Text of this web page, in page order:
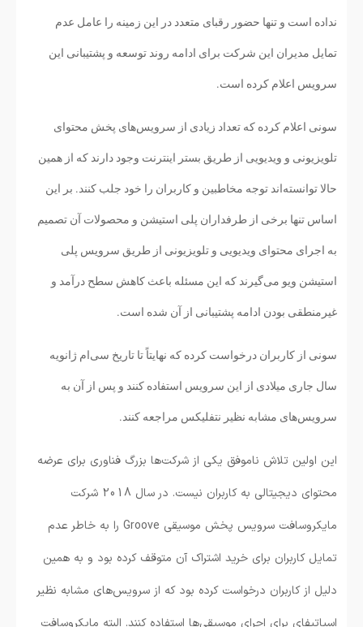
نداده است و تنها حضور رقبای متعدد در این زمینه را عامل عدم
تمایل مدیران این شرکت برای ادامه روند توسعه و پشتیبانی این
سرویس اعلام کرده است.
سونی اعلام کرده که تعداد زیادی از سرویس‌های پخش محتوای
تلویزیونی و ویدیویی از طریق بستر اینترنت وجود دارند که از همین
حالا توانسته‌اند توجه مخاطبین و کاربران را خود جلب کنند. بر این
اساس تنها برخی از طرفداران پلی استیشن و محصولات آن تصمیم
به اجرای محتوای ویدیویی و تلویزیونی از طریق سرویس پلی
استیشن ویو می‌گیرند که این مسئله باعث کاهش سطح درآمد و
غیرمنطقی بودن ادامه پشتیبانی از آن شده است.
سونی از کاربران درخواست کرده که نهایتاً تا تاریخ سی‌ام ژانویه
سال جاری میلادی از این سرویس استفاده کنند و پس از آن به
سرویس‌های مشابه نظیر نتفلیکس مراجعه کنند.
این اولین تلاش ناموفق یکی از شرکت‌ها بزرگ فناوری برای عرضه
محتوای دیجیتالی به کاربران نیست. در سال 2018 شرکت
مایکروسافت سرویس پخش موسیقی Groove را به خاطر عدم
تمایل کاربران برای خرید اشتراک آن متوقف کرده بود و به همین
دلیل از کاربران درخواست کرده بود که از سرویس‌های مشابه نظیر
اسپاتیفای برای اجرای موسیقی‌ها استفاده کنند. البته مایکروسافت